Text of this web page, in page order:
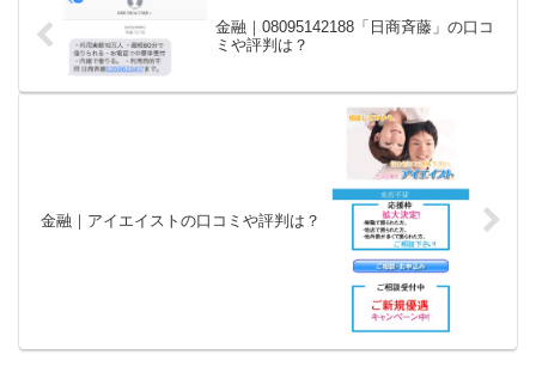
金融｜08095142188「日商斉藤」の口コ
ミや評判は？
金融｜アイエイストの口コミや評判は？